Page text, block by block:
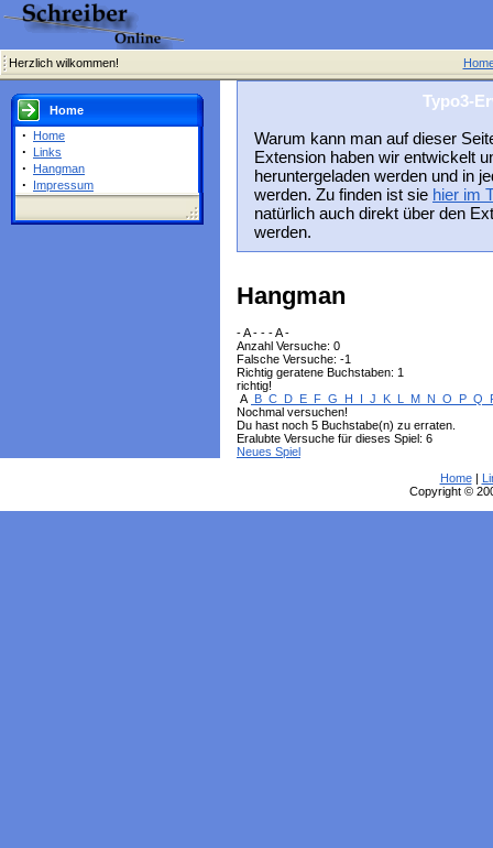
Herzlich wilkommen!
Home
· Home
· Links
· Hangman
· Impressum
Typo3-
Warum kann man auf dieser
Extension haben wir entwickelt
heruntergeladen werden und in
werden. Zu finden ist sie hier im
natürlich auch direkt über den
werden.
Hangman
- A - - - A -
Anzahl Versuche: 0
Falsche Versuche: -1
Richtig geratene Buchstaben: 1
richtig!
A B C D E F G H J K L M N O P Q
Nochmal versuchen!
Du hast noch 5 Buchstabe(n) zu erraten.
Eralubte Versuche für dieses Spiel: 6
Neues Spiel
Home|
Copyright ©